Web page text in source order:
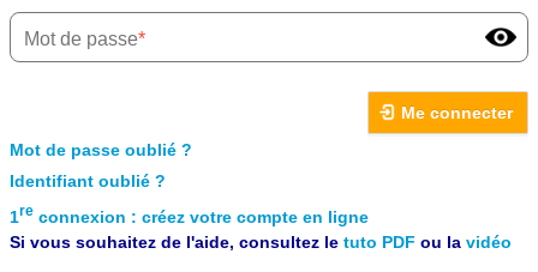
Mot de passe
Me connecter
Mot de passe oublié ?
Identifiant oublié ?
1re connexion : créez votre compte en ligne
Si vous souhaitez de l'aide, consultez le tuto PDF ou la vidéo